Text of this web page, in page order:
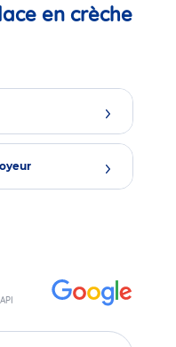
en crèche